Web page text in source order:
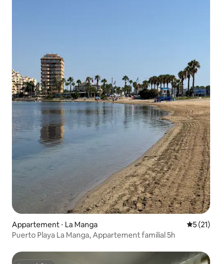
Appartement ⋅ La Manga
5 (21)
Puerto Playa La Manga, Appartement familial 5h